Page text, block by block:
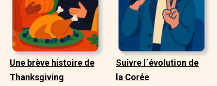
Une brève histoire de
Thanksgiving
Suivre l´évolution de
la Corée